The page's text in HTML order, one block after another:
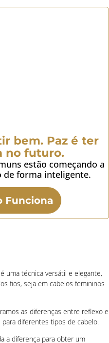
bem. Paz é ter
no futuro.
estão começando a
forma inteligente.
Funciona
uma técnica versátil e elegante,
fios, seja em cabelos femininos
as diferenças entre reflexo e
diferentes tipos de cabelo.
a diferença para obter um